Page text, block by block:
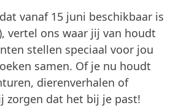
vanaf 15 juni beschikbaar is
vertel ons waar jij van houdt
stellen speciaal voor jou
samen. Of je nu houdt
dierenverhalen of
zorgen dat het bij je past!